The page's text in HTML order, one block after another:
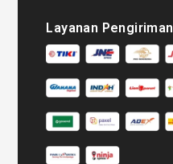
Layanan Pengiriman